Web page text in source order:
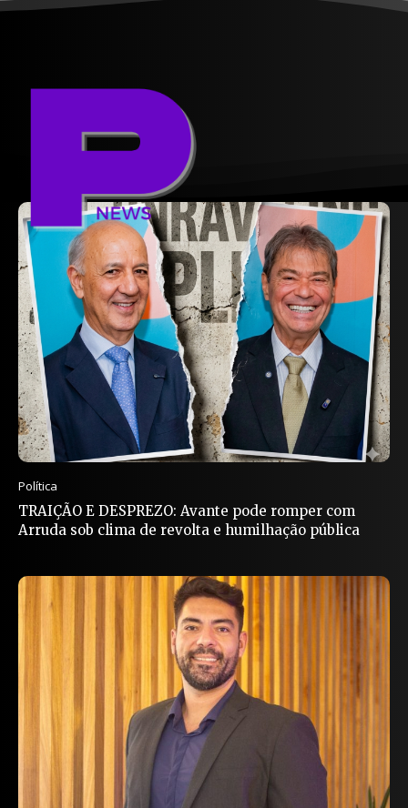
Política
TRAIÇÃO E DESPREZO: Avante pode romper com
Arruda sob clima de revolta e humilhação pública